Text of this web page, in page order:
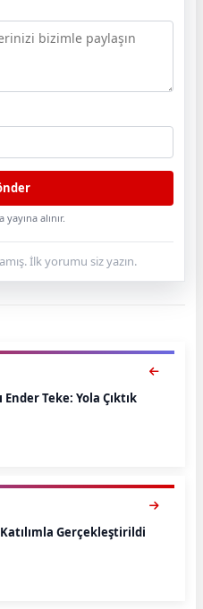
alınır.
İlk yorumu siz yazın.
Teke: Yola Çıktık
Gerçekleştirildi